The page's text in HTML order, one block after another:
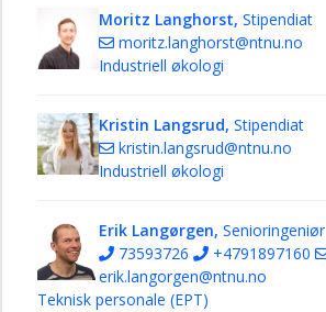
Moritz Langhorst, Stipendiat
moritz.langhorst@ntnu.no
Industriell økologi
Kristin Langsrud, Stipendiat
kristin.langsrud@ntnu.no
Industriell økologi
Erik Langørgen, Senioringeniør
73593726
+4791897160
erik.langorgen@ntnu.no
Teknisk personale (EPT)